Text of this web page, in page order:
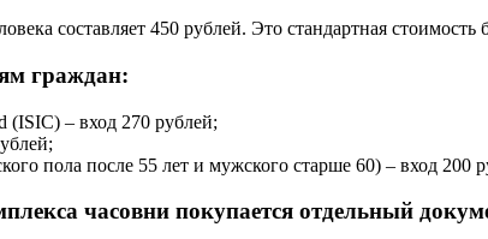
составляет 450 рублей. Это стандартная стоимость
граждан:
(ISIC) – вход 270 рублей;
пола после 55 лет и мужского старше 60) – вход 200
часовни покупается отдельный